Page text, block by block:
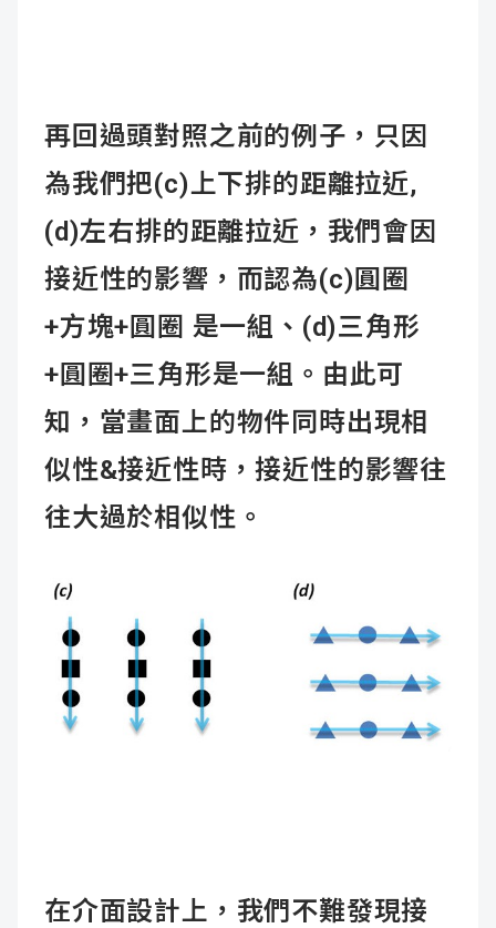
再回過頭對照之前的例子，只因
為我們把(c)上下排的距離拉近,
(d)左右排的距離拉近，我們會因
接近性的影響，而認為(c)圓圈
+方塊+圓圈 是一組、(d)三角形
+圓圈+三角形是一組。由此可
知， 當畫面上的物件同時出現相
似性&接近性時，接近性的影響往
往大過於相似性 。
在介面設計上，我們不難發現接